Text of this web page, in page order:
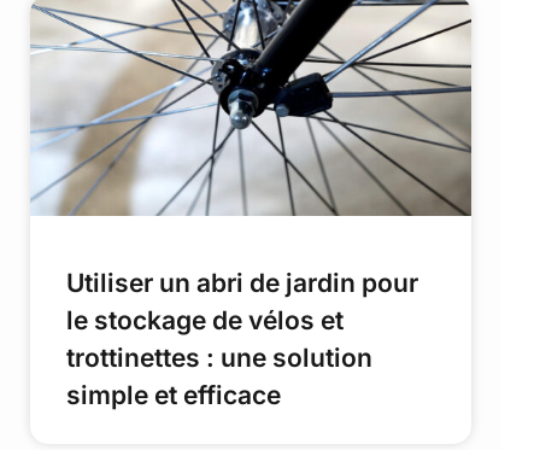
Utiliser un abri de jardin pour
le stockage de vélos et
trottinettes : une solution
simple et efficace